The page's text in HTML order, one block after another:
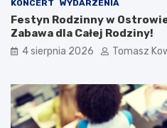
KONCERT WYDARZENIA
Festyn Rodzinny w
Zabawa dla Całej Rodziny!
4 sierpnia 2026 Tomasz